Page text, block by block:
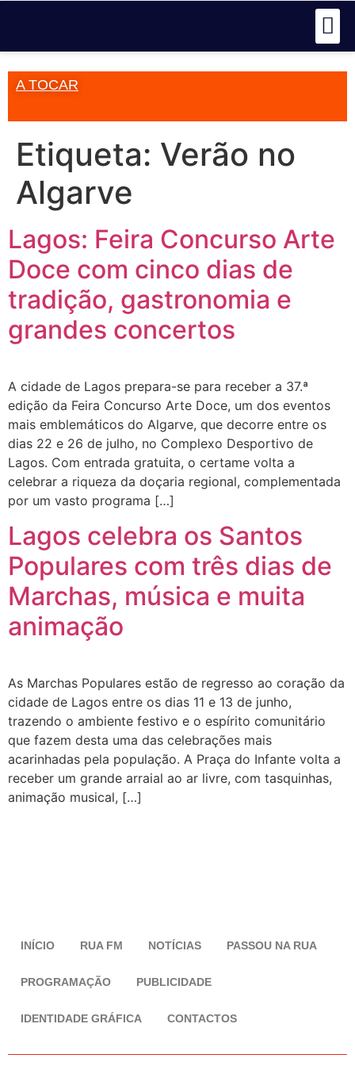
A TOCAR
Etiqueta: Verão no
Algarve
Lagos: Feira Concurso Arte
Doce com cinco dias de
tradição, gastronomia e
grandes concertos
A cidade de Lagos prepara-se para receber a 37.ª
edição da Feira Concurso Arte Doce, um dos eventos
mais emblemáticos do Algarve, que decorre entre os
dias 22 e 26 de julho, no Complexo Desportivo de
Lagos. Com entrada gratuita, o certame volta a
celebrar a riqueza da doçaria regional, complementada
por um vasto programa […]
Lagos celebra os Santos
Populares com três dias de
Marchas, música e muita
animação
As Marchas Populares estão de regresso ao coração da
cidade de Lagos entre os dias 11 e 13 de junho,
trazendo o ambiente festivo e o espírito comunitário
que fazem desta uma das celebrações mais
acarinhadas pela população. A Praça do Infante volta a
receber um grande arraial ao ar livre, com tasquinhas,
animação musical, […]
INÍCIO RUA FM NOTÍCIAS PASSOU NA RUA
PROGRAMAÇÃO PUBLICIDADE
IDENTIDADE GRÁFICA CONTACTOS